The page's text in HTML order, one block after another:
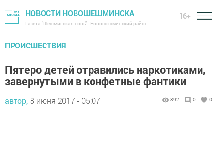
НОВОСТИ НОВОШЕШМИНСКА
Газета "Шешминская новь" - Новошешминский район
16+
ПРОИСШЕСТВИЯ
Пятеро детей отравились наркотиками,
завернутыми в конфетные фантики
автор, 8 июня 2017 - 05:07 892 0 0